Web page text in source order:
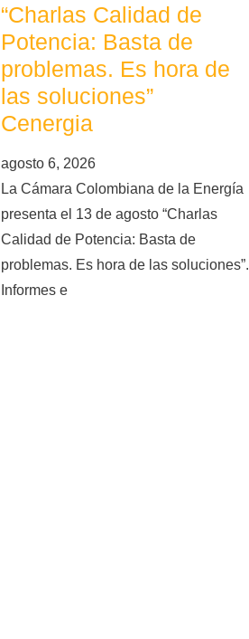
“Charlas Calidad de
Potencia: Basta de
problemas. Es hora de
las soluciones”
Cenergia
agosto 6, 2026
La Cámara Colombiana de la Energía
presenta el 13 de agosto “Charlas
Calidad de Potencia: Basta de
problemas. Es hora de las soluciones”.
Informes e